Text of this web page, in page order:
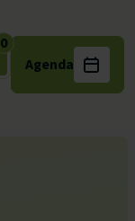
0
Agenda